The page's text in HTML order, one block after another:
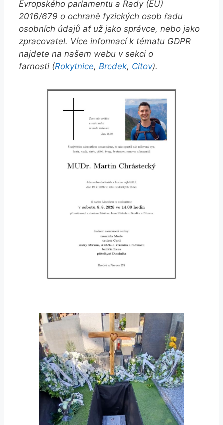
Evropského parlamentu a Rady (EU)
2016/679 o ochraně fyzických osob řadu
osobních údajů ať už jako správce, nebo jako
zpracovatel. Více informací k tématu GDPR
najdete na našem webu v sekci o
farnosti (Rokytnice, Brodek, Citov).